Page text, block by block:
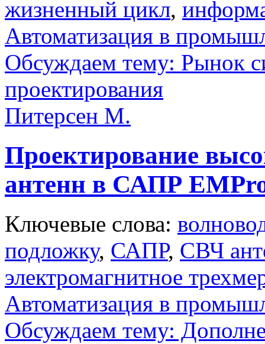
жизненный цикл,
Автоматизация в
Обсуждаем тему: Рынок
проектирования
Питерсен М.
Проектирование
антенн в САПР
Ключевые слова:
подложку, САПР, СВЧ
электромагнитное
Автоматизация в
Обсуждаем тему: